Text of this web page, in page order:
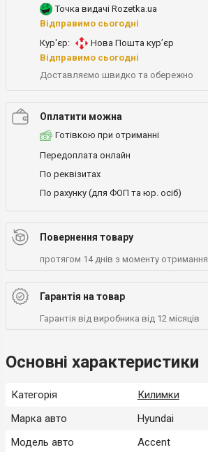
Точка видачі Rozetka.ua
Відправимо сьогодні
Кур'єр:
Нова Пошта кур’єр
Відправимо сьогодні
Доставляємо швидко та обережно
Оплатити можна
Готівкою при отриманні
Передоплата онлайн
По реквізитах
По рахунку (для ФОП та юр. осіб)
Повернення товару
протягом 14 днів з моменту отримання
Гарантія на товар
Гарантія від виробника від 12 місяців
Основні характеристики
Категорія
Килимки
Марка авто
Hyundai
Модель авто
Accent